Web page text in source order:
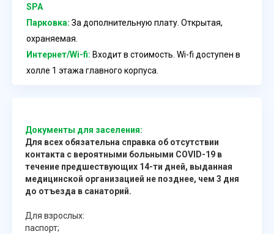
SPA
Парковка: За дополнительную плату. Открытая,
охраняемая.
Интернет/Wi-fi: Входит в стоимость. Wi-fi доступен в
холле 1 этажа главного корпуса.
Документы для заселения:
Для всех обязательна справка об отсутствии
контакта с вероятными больными COVID-19 в
течение предшествующих 14-ти дней, выданная
медицинской организацией не позднее, чем 3 дня
до отъезда в санаторий.
Для взрослых:
паспорт;